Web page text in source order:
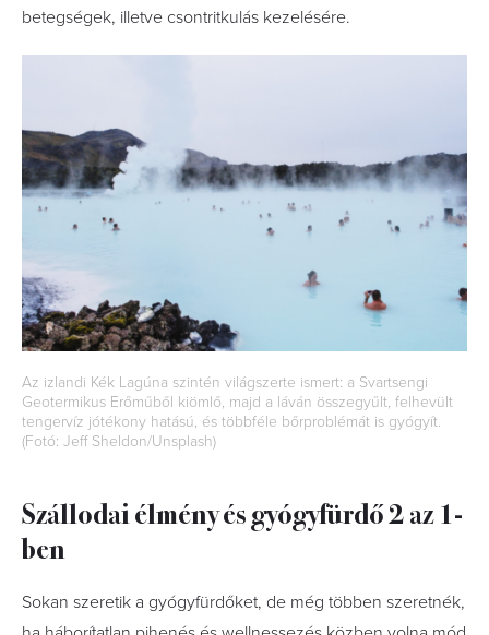
betegségek, illetve csontritkulás kezelésére.
Az izlandi Kék Lagúna szintén világszerte ismert: a Svartsengi
Geotermikus Erőműből kiömlő, majd a láván összegyűlt, felhevült
tengervíz jótékony hatású, és többféle bőrproblémát is gyógyít.
(Fotó: Jeff Sheldon/Unsplash)
Szállodai élmény és gyógyfürdő 2 az 1-
ben
Sokan szeretik a gyógyfürdőket, de még többen szeretnék,